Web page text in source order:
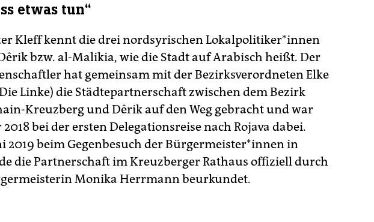
etwas tun“
Kleff kennt die drei nordsyrischen Lokal­politiker*innen
bzw. al-Malikia, wie die Stadt auf Arabisch heißt. Der
hat gemeinsam mit der Bezirksverordneten Elke
Linke) die Städtepartnerschaft zwischen dem Bezirk
Kreuzberg und Dêrik auf den Weg gebracht und war
bei der ersten Delegationsreise nach Rojava dabei.
2019 beim Gegenbesuch der Bür­germeister*innen in
die Partnerschaft im Kreuzberger Rathaus offiziell durch
Monika Herrmann beurkundet.